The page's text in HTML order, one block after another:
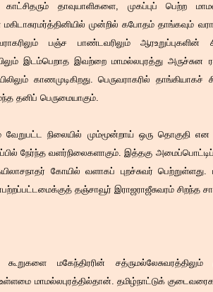
தாவுயாளிகளை, முகப்புப் பெற்ற
முன்றில் கபோதம் தாங்கவும்
பஞ்ச பாண்டவரிலும் ஆரஉறுப்புகளின்
இடம்பெறாத இவற்றை மாமல்லபுரத்து அருச்சுன
காணமுடிகிறது. பெருவராகரில் தாங்கியாகச்
தனிப் பெருமையாகும்.
வேறுபட்ட நிலையில் மும்மூன்றாய் ஒரு தொகுதி
நேர்ந்த வளர்நிலைகளாகும். இத்தகு
கோயில் வளாகப் புறச்சுவர்
தஞ்சாவூர் இராஜராஜீசுவரம் சிறந்த
மகேந்திரரின் சத்ருமல்லேசுவரத்திலும்
உள்ளமை மாமல்லபுரத்தில்தான். தமிழ்நாட்டுக்